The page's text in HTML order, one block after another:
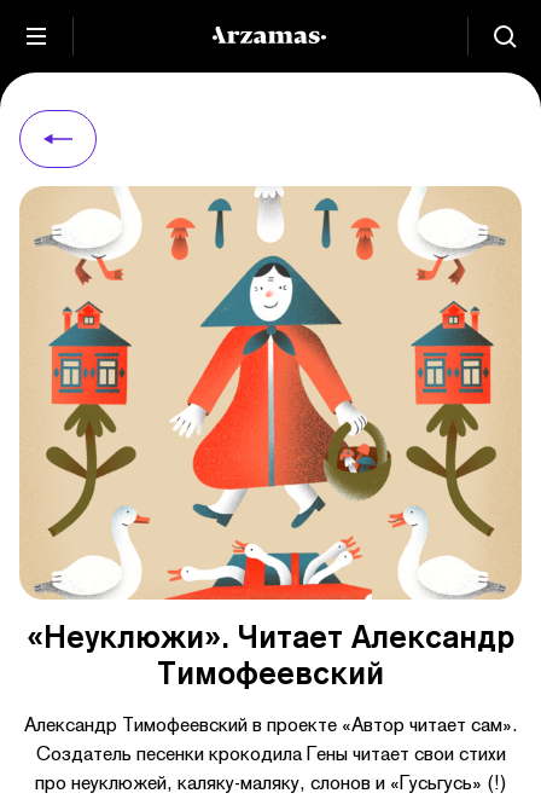
«Неуклюжи». Читает Александр
Тимофеевский
Александр Тимофеевский в проекте «Автор читает сам».
Создатель песенки крокодила Гены читает свои стихи
про неуклюжей, каляку-маляку, слонов и «Гусьгусь» (!)